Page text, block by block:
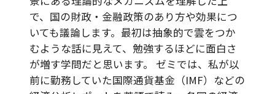
で、国の財政・金融政策のあり方や効果につ
いても議論します。最初は抽象的で雲をつか
むような話に見えて、勉強するほどに面白さ
が増す学問だと思います。 ゼミでは、私が以
前に勤務していた国際通貨基金（IMF）などの